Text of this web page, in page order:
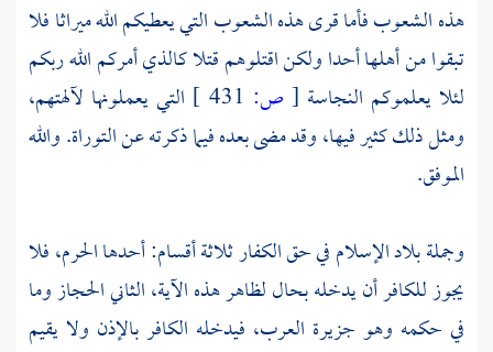
هذه الشعوب فأما قرى هذه الشعوب التي يعطيكم الله ميراثا فلا
تبقوا من أهلها أحدا ولكن اقتلوهم قتلا كالذي أمركم الله ربكم
لئلا يعلموكم النجاسة [ ص:
التي يعملونها لآلهتهم،
ومثل ذلك كثير فيها، وقد مضى بعده فيما ذكرته عن التوراة. والله
الموفق.
وجملة بلاد الإسلام في حق الكفار ثلاثة أقسام: أحدها الحرم، فلا
يجوز للكافر أن يدخله بحال لظاهر هذه الآية، الثاني الحجاز وما
في حكمه وهو جزيرة العرب، فيدخله الكافر بالإذن ولا يقيم